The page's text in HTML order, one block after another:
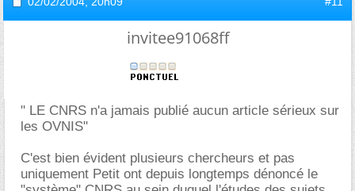
invitee91068ff
" LE CNRS n'a jamais publié aucun article sérieux sur
les OVNIS"
C'est bien évident plusieurs chercheurs et pas
uniquement Petit ont depuis longtemps dénoncé le